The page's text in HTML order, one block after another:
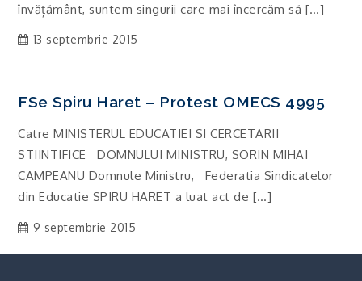
învățământ, suntem singurii care mai încercăm să […]
13 septembrie 2015
FSe Spiru Haret – Protest OMECS 4995
Catre MINISTERUL EDUCATIEI SI CERCETARII
STIINTIFICE DOMNULUI MINISTRU, SORIN MIHAI
CAMPEANU Domnule Ministru, Federatia Sindicatelor
din Educatie SPIRU HARET a luat act de […]
9 septembrie 2015